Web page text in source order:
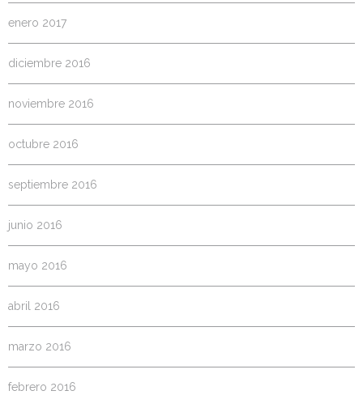
enero 2017
diciembre 2016
noviembre 2016
octubre 2016
septiembre 2016
junio 2016
mayo 2016
abril 2016
marzo 2016
febrero 2016